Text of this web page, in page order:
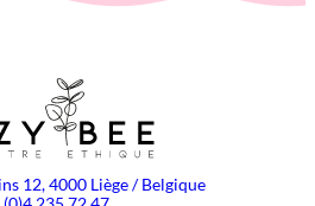
12, 4000 Liège / Belgique